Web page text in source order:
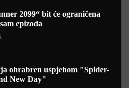
2099“ bit će ograničena
epizoda
ohrabren uspjehom "Spider-
New Day"